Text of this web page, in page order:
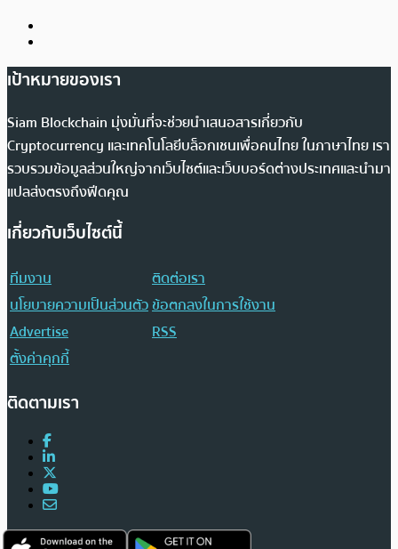
เป้าหมายของเรา
Siam Blockchain มุ่งมั่นที่จะช่วยนำเสนอสารเกี่ยวกับ
Cryptocurrency และเทคโนโลยีบล็อกเชนเพื่อคนไทย ในภาษาไทย เรา
รวบรวมข้อมูลส่วนใหญ่จากเว็บไซต์และเว็บบอร์ดต่างประเทศและนำมา
แปลส่งตรงถึงฟีดคุณ
เกี่ยวกับเว็บไซต์นี้
ทีมงาน
ติดต่อเรา
นโยบายความเป็นส่วนตัวข้อตกลงในการใช้งาน
Advertise
RSS
ตั้งค่าคุกกี้
ติดตามเรา